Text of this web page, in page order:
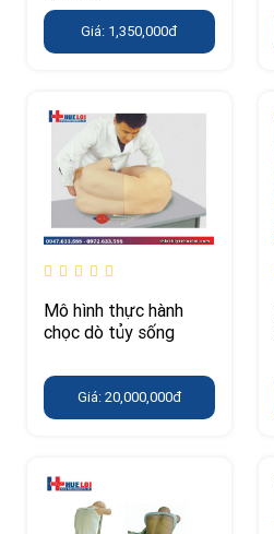
Giá: 1,350,000đ
Mô hình thực hành
chọc dò tủy sống
Giá: 20,000,000đ